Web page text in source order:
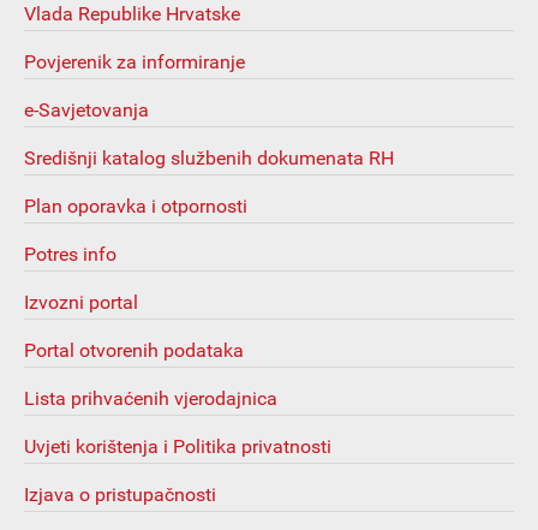
Vlada Republike Hrvatske
Povjerenik za informiranje
e-Savjetovanja
Središnji katalog službenih dokumenata RH
Plan oporavka i otpornosti
Potres info
Izvozni portal
Portal otvorenih podataka
Lista prihvaćenih vjerodajnica
Uvjeti korištenja i Politika privatnosti
Izjava o pristupačnosti